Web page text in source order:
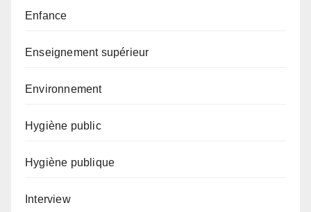
Enfance
Enseignement supérieur
Environnement
Hygiène public
Hygiène publique
Interview